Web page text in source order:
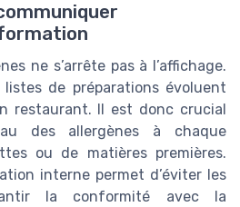
ne s’arrête pas à l’affichage.
de préparations évoluent
restaurant. Il est donc crucial
des allergènes à chaque
ou de matières premières.
interne permet d’éviter les
la conformité avec la